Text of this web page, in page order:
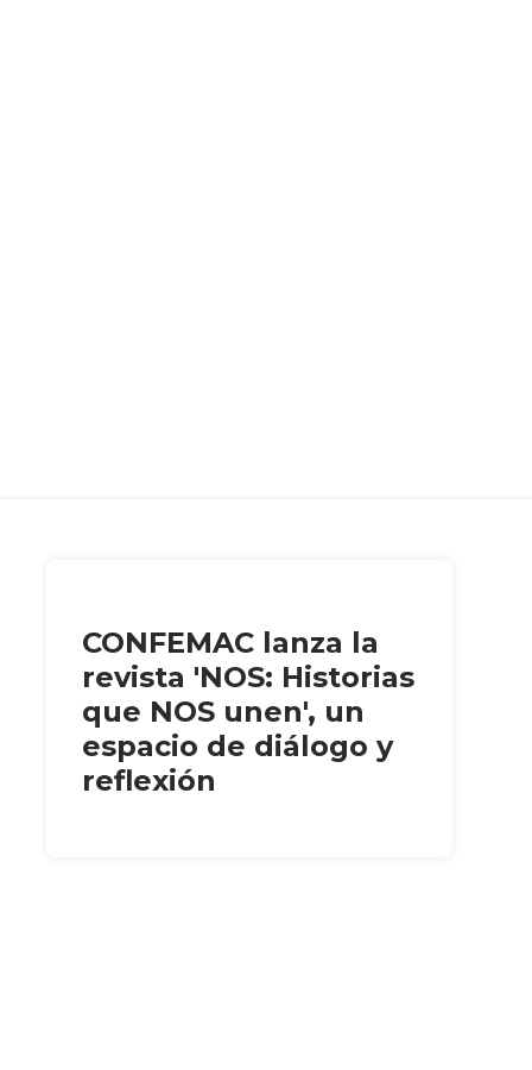
CONFEMAC lanza la
revista 'NOS: Historias
que NOS unen', un
espacio de diálogo y
reflexión